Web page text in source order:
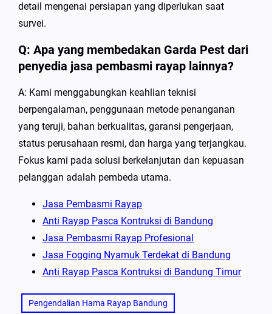
detail mengenai persiapan yang diperlukan saat
survei.
Q: Apa yang membedakan Garda Pest dari
penyedia jasa pembasmi rayap lainnya?
A: Kami menggabungkan keahlian teknisi
berpengalaman, penggunaan metode penanganan
yang teruji, bahan berkualitas, garansi pengerjaan,
status perusahaan resmi, dan harga yang terjangkau.
Fokus kami pada solusi berkelanjutan dan kepuasan
pelanggan adalah pembeda utama.
Jasa Pembasmi Rayap
Anti Rayap Pasca Kontruksi di Bandung
Jasa Pembasmi Rayap Profesional
Jasa Fogging Nyamuk Terdekat di Bandung
Anti Rayap Pasca Kontruksi di Bandung Timur
Pengendalian Hama Rayap Bandung